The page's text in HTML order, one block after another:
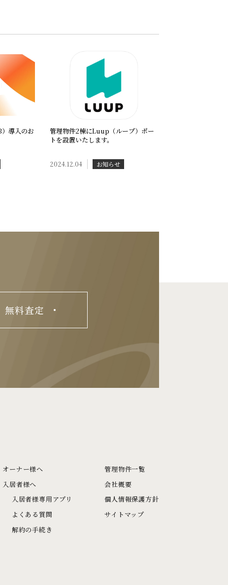
導入のお
管理物件2棟にLuup（ループ）ポー
トを設置いたします。
2024.12.04 お知らせ
無料査定
オーナー様へ
入居者様へ
入居者様専用アプリ
よくある質問
解約の手続き
管理物件一覧
会社概要
個人情報保護方針
サイトマップ